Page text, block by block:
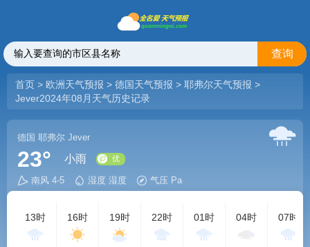
查询
首页 > 欧洲天气预报 > 德国天气预报 > 耶弗尔天气预报 >
Jever2024年08月天气历史记录
德国 耶弗尔 Jever
23° 小雨
优
南风 4-5 湿度 湿度 气压 Pa
13时 16时 19时 22时 01时 04时 07时